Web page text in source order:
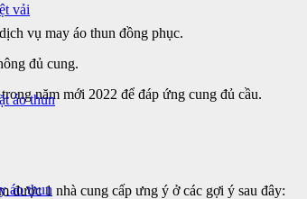
vải
áo thun
áo thun
vụ may áo thun đồng phục.
đủ cung.
năm mới 2022 để đáp ứng cung đủ cầu.
được 1 nhà cung cấp ưng ý ở các gợi ý sau đây: